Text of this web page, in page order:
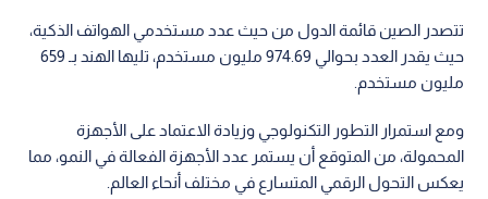
تتصدر الصين قائمة الدول من حيث عدد مستخدمي الهواتف الذكية،
حيث يقدر العدد بحوالي 974.69 مليون مستخدم، تليها الهند بـ 659
مليون مستخدم.
ومع استمرار التطور التكنولوجي وزيادة الاعتماد على الأجهزة
المحمولة، من المتوقع أن يستمر عدد الأجهزة الفعالة في النمو، مما
يعكس التحول الرقمي المتسارع في مختلف أنحاء العالم.